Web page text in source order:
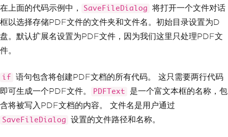
string
filename = saveFileDial
og1
. FileName
;
// Creates the PDF file
var
HtmlLine = new
HtmlToPdf
();
// Message displays that file
has saved
MessageBox . Show("File Saved Su
ccessfully!" );
}
}
在上面的代码示例中， SaveFileDialog
将打开一个文件对话
框以选择存储PDF文件的文件夹和文件名。初始目录设置为D
盘。默认扩展名设置为PDF文件，因为我们这里只处理PDF文
件。
if
语句包含将创建PDF文档的所有代码。 这只需要两行代码
即可生成一个PDF文件。
PDFText
是一个富文本框的名称，包
含将被写入PDF文档的内容。 文件名是用户通过
SaveFileDialog 设置的文件路径和名称。